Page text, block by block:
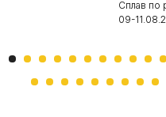
подъём
в узкую
песни и
на
Сплав по
09-